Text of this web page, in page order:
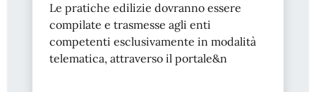
Le pratiche edilizie dovranno essere
compilate e trasmesse agli enti
competenti esclusivamente in modalità
telematica, attraverso il portale&n